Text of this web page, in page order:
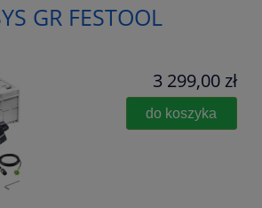
GR FESTOOL
3 299,00 zł
do koszyka